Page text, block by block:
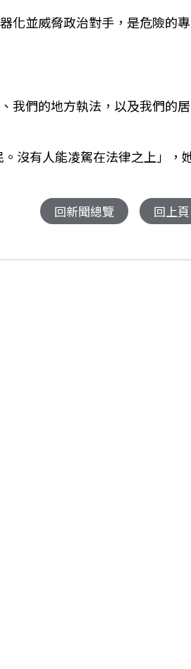
化並威脅政治對手，是危險的
我們的地方執法，以及我們的居
沒有人能凌駕在法律之上」，
回新聞總覽 回上頁